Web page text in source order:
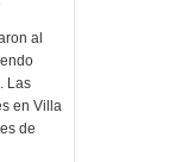
al
Las
en Villa
de